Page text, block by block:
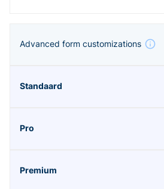
Advanced form customizations